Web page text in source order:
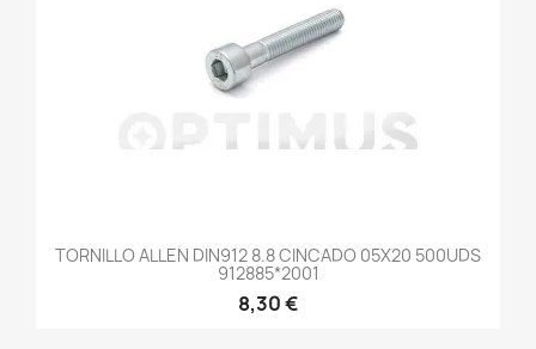
TORNILLO ALLEN DIN912 8.8 CINCADO 05X20 500UDS
912885*2001
8,30 €